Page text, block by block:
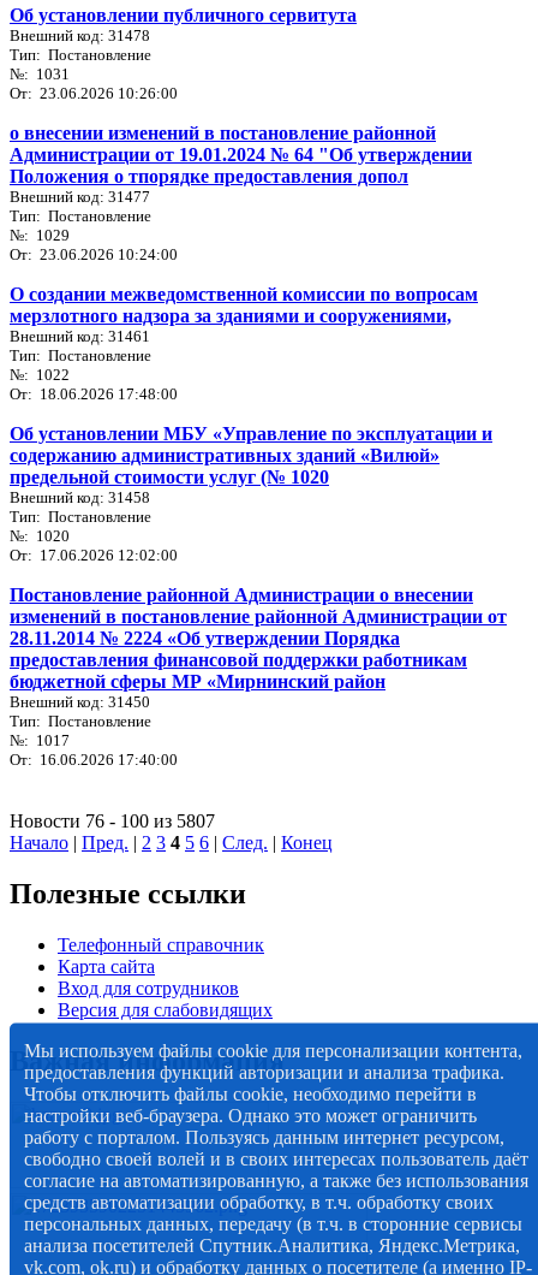
Об установлении публичного сервитута
Внешний код: 31478
Тип: Постановление
№: 1031
От: 23.06.2026 10:26:00
о внесении изменений в постановление районной
Администрации от 19.01.2024 № 64 "Об утверждении
Положения о тпорядке предоставления допол
Внешний код: 31477
Тип: Постановление
№: 1029
От: 23.06.2026 10:24:00
О создании межведомственной комиссии по вопросам
мерзлотного надзора за зданиями и сооружениями,
Внешний код: 31461
Тип: Постановление
№: 1022
От: 18.06.2026 17:48:00
Об установлении МБУ «Управление по эксплуатации и
содержанию административных зданий «Вилюй»
предельной стоимости услуг (№ 1020
Внешний код: 31458
Тип: Постановление
№: 1020
От: 17.06.2026 12:02:00
Постановление районной Администрации о внесении
изменений в постановление районной Администрации от
28.11.2014 № 2224 «Об утверждении Порядка
предоставления финансовой поддержки работникам
бюджетной сферы МР «Мирнинский район
Внешний код: 31450
Тип: Постановление
№: 1017
От: 16.06.2026 17:40:00
Новости 76 - 100 из 5807
Начало | Пред. | 2 3 4 5 6 | След. | Конец
Полезные ссылки
Телефонный справочник
Карта сайта
Вход для сотрудников
Версия для слабовидящих
Важная информация
Мы используем файлы cookie для персонализации контента,
предоставления функций авторизации и анализа трафика.
Чтобы отключить файлы cookie, необходимо перейти в
настройки веб-браузера. Однако это может ограничить
работу с порталом. Пользуясь данным интернет ресурсом,
свободно своей волей и в своих интересах пользователь даёт
согласие на автоматизированную, а также без использования
средств автоматизации обработку, в т.ч. обработку своих
персональных данных, передачу (в т.ч. в сторонние сервисы
анализа посетителей Спутник.Аналитика, Яндекс.Метрика,
vk.com, ok.ru) и обработку данных о посетителе (а именно IP-